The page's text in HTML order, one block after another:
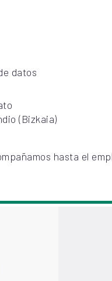
datos
(Bizkaia)
hasta el